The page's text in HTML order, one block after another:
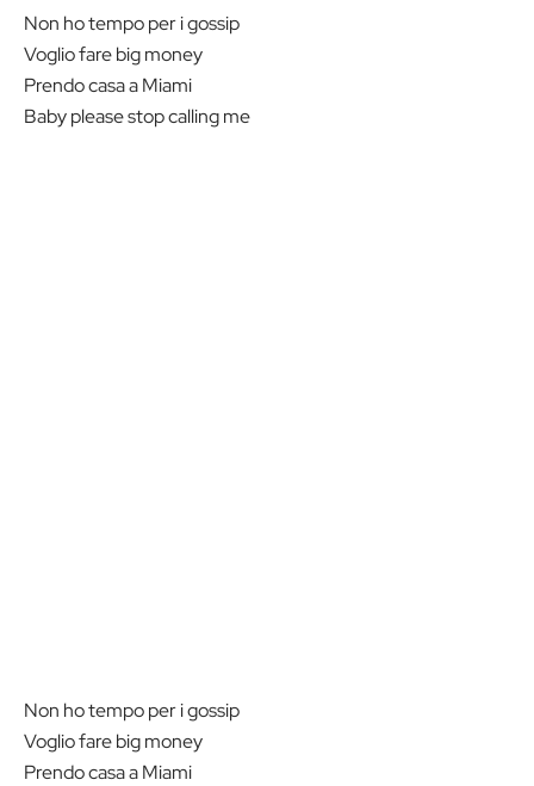
Non ho tempo per i gossip
Voglio fare big money
Prendo casa a Miami
Baby please stop calling me
Non ho tempo per i gossip
Voglio fare big money
Prendo casa a Miami